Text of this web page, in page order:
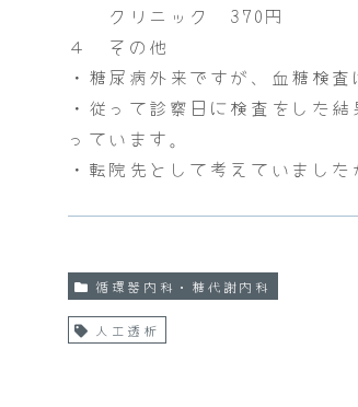
クリニック 370円
４ その他
・糖尿病外来ですが、血糖検
・従って診察日に検査をした
っています。
・転院先として考えていまし
循環器内科・糖代謝内科
人工透析